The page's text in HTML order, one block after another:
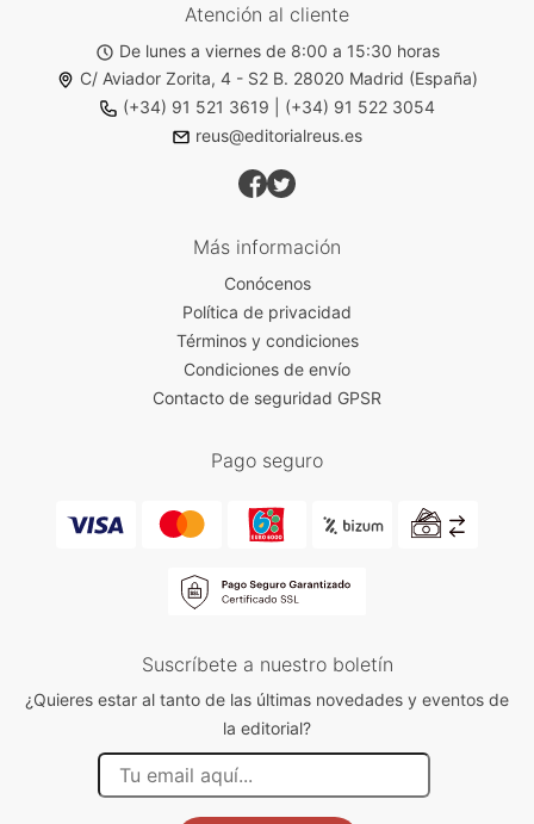
Atención al cliente
De lunes a viernes de 8:00 a 15:30 horas
C/ Aviador Zorita, 4 - S2 B. 28020 Madrid (España)
(+34) 91 521 3619
(+34) 91 522 3054
reus@editorialreus.es
Más información
Conócenos
Política de privacidad
Términos y condiciones
Condiciones de envío
Contacto de seguridad GPSR
Pago seguro
Suscríbete a nuestro boletín
¿Quieres estar al tanto de las últimas novedades y eventos de
la editorial?